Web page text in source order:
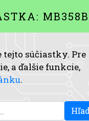
tejto súčiastky. Pre
a ďalšie funkcie,
.